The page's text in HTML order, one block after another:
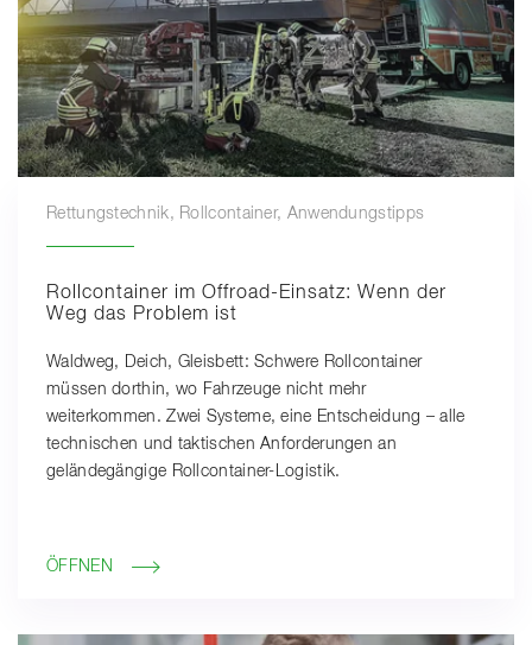
Rettungstechnik, Rollcontainer, Anwendungstipps
Rollcontainer im Offroad-Einsatz: Wenn der
Weg das Problem ist
Waldweg, Deich, Gleisbett: Schwere Rollcontainer
müssen dorthin, wo Fahrzeuge nicht mehr
weiterkommen. Zwei Systeme, eine Entscheidung – alle
technischen und taktischen Anforderungen an
geländegängige Rollcontainer-Logistik.
ÖFFNEN